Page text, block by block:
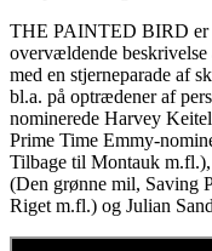
THE PAINTED BIRD er
overvældende
med en stjerneparade af
bl.a. på optrædener af
nominerede Harvey
Prime Time Emmy-
Tilbage til Montauk
(Den grønne mil, Saving
Riget m.fl.) og Julian